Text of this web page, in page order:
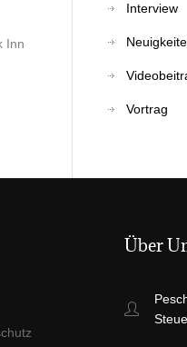
Inn
Interview
Vortrag
Über